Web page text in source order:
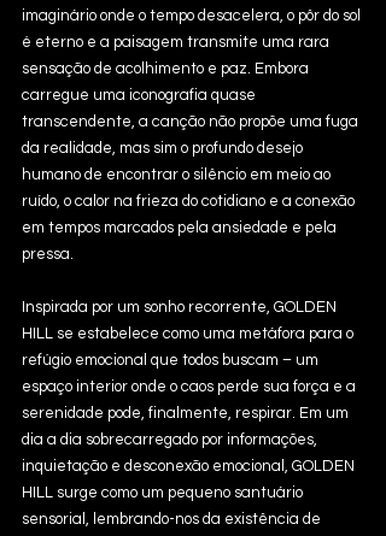
imaginário onde o tempo desacelera, o pôr do sol
é eterno e a paisagem transmite uma rara
sensação de acolhimento e paz. Embora
carregue uma iconografia quase
transcendente, a canção não propõe uma fuga
da realidade, mas sim o profundo desejo
humano de encontrar o silêncio em meio ao
ruído, o calor na frieza do cotidiano e a conexão
em tempos marcados pela ansiedade e pela
pressa.
Inspirada por um sonho recorrente, GOLDEN
HILL se estabelece como uma metáfora para o
refúgio emocional que todos buscam – um
espaço interior onde o caos perde sua força e a
serenidade pode, finalmente, respirar. Em um
dia a dia sobrecarregado por informações,
inquietação e desconexão emocional, GOLDEN
HILL surge como um pequeno santuário
sensorial, lembrando-nos da existência de